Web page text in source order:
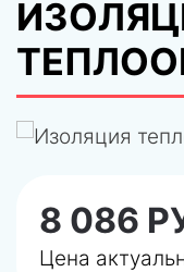
8 086
Цена